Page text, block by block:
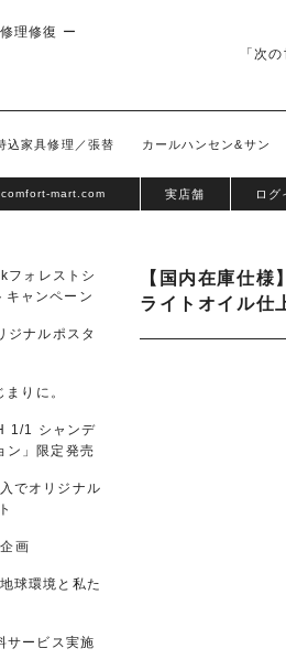
「次
込家具修理／張替 カールハンセン&サン
mart.com 実店舗 ログ
【国内在庫仕
ライトオイル仕